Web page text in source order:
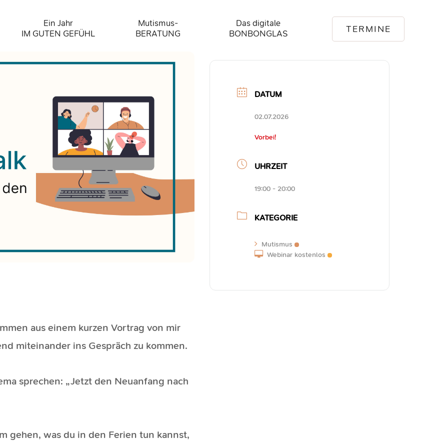
Ein Jahr
IM GUTEN GEFÜHL
Mutismus-
BERATUNG
Das digitale
BONBONGLAS
TERMINE
aus einem kurzen Vortrag von mir
miteinander ins Gespräch zu kommen.
sprechen: „Jetzt den Neuanfang nach
gehen, was du in den Ferien tun kannst,
DATUM
02.07.2026
Vorbei!
UHRZEIT
19:00 - 20:00
KATEGORIE
Mutismus
Webinar kostenlos